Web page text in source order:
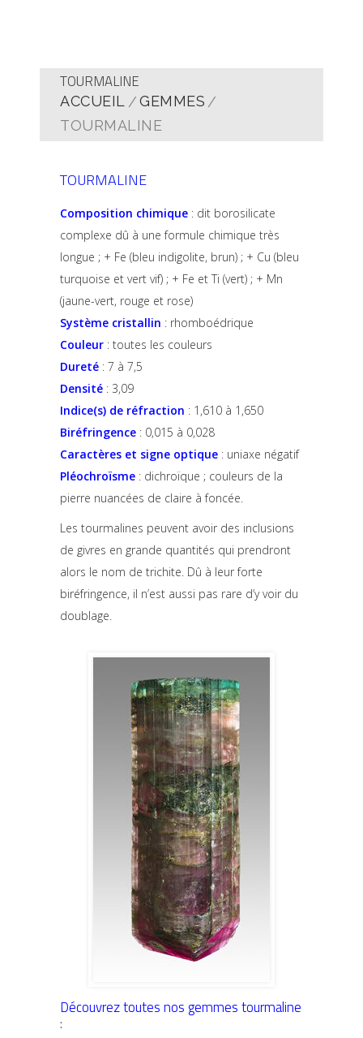
TOURMALINE
ACCUEIL
GEMMES
TOURMALINE
TOURMALINE
Composition chimique : dit borosilicate
complexe dû à une formule chimique très
longue ; + Fe (bleu indigolite, brun) ; + Cu (bleu
turquoise et vert vif) ; + Fe et Ti (vert) ; + Mn
(jaune-vert, rouge et rose)
Système cristallin : rhomboédrique
Couleur : toutes les couleurs
Dureté : 7 à 7,5
Densité : 3,09
Indice(s) de réfraction : 1,610 à 1,650
Biréfringence : 0,015 à 0,028
Caractères et signe optique : uniaxe négatif
Pléochroïsme : dichroïque ; couleurs de la
pierre nuancées de claire à foncée.
Les tourmalines peuvent avoir des inclusions
de givres en grande quantités qui prendront
alors le nom de trichite. Dû à leur forte
biréfringence, il n’est aussi pas rare d’y voir du
doublage.
Découvrez toutes nos gemmes tourmaline
: